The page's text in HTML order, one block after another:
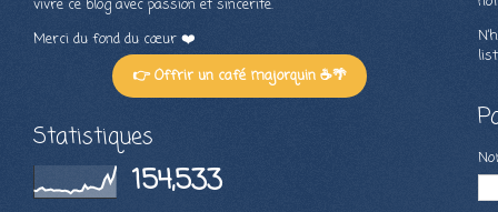
vivre ce blog avec passion et sincérité.
Merci du fond du cœur ❤️
👉 Offrir un café majorquin ☕🌴
Statistiques
154,533